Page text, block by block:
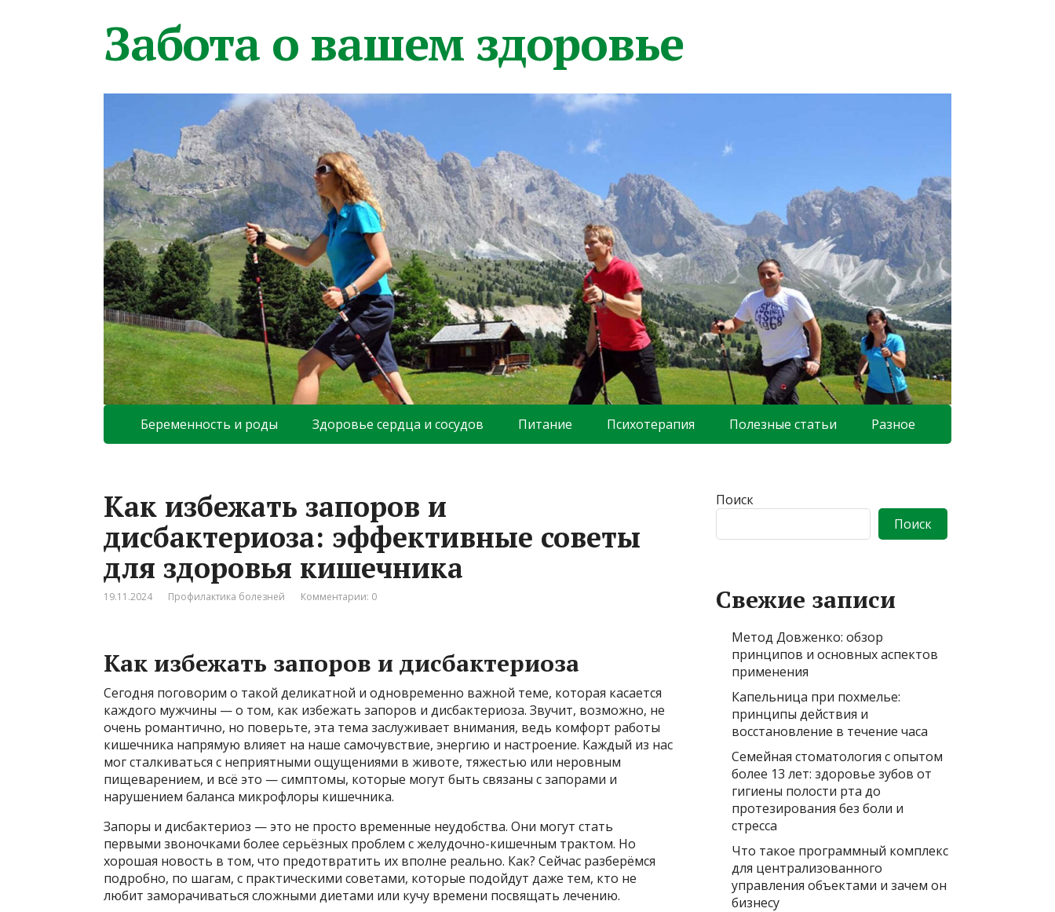
Забота о вашем здоровье
Беременность и роды Здоровье сердца и сосудов Питание Психотерапия Полезные статьи Разное
Как избежать запоров и
дисбактериоза: эффективные советы
для здоровья кишечника
19.11.2024 Профилактика болезней Комментарии: 0
Как избежать запоров и дисбактериоза
Сегодня поговорим о такой деликатной и одновременно важной теме, которая касается
каждого мужчины — о том, как избежать запоров и дисбактериоза. Звучит, возможно, не
очень романтично, но поверьте, эта тема заслуживает внимания, ведь комфорт работы
кишечника напрямую влияет на наше самочувствие, энергию и настроение. Каждый из нас
мог сталкиваться с неприятными ощущениями в животе, тяжестью или неровным
пищеварением, и всё это — симптомы, которые могут быть связаны с запорами и
нарушением баланса микрофлоры кишечника.
Запоры и дисбактериоз — это не просто временные неудобства. Они могут стать
первыми звоночками более серьёзных проблем с желудочно-кишечным трактом. Но
хорошая новость в том, что предотвратить их вполне реально. Как? Сейчас разберёмся
подробно, по шагам, с практическими советами, которые подойдут даже тем, кто не
любит заморачиваться сложными диетами или кучу времени посвящать лечению.
Поиск
Поиск
Свежие записи
Метод Довженко: обзор
принципов и основных аспектов
применения
Капельница при похмелье:
принципы действия и
восстановление в течение часа
Семейная стоматология с опытом
более 13 лет: здоровье зубов от
гигиены полости рта до
протезирования без боли и
стресса
Что такое программный комплекс
для централизованного
управления объектами и зачем он
бизнесу